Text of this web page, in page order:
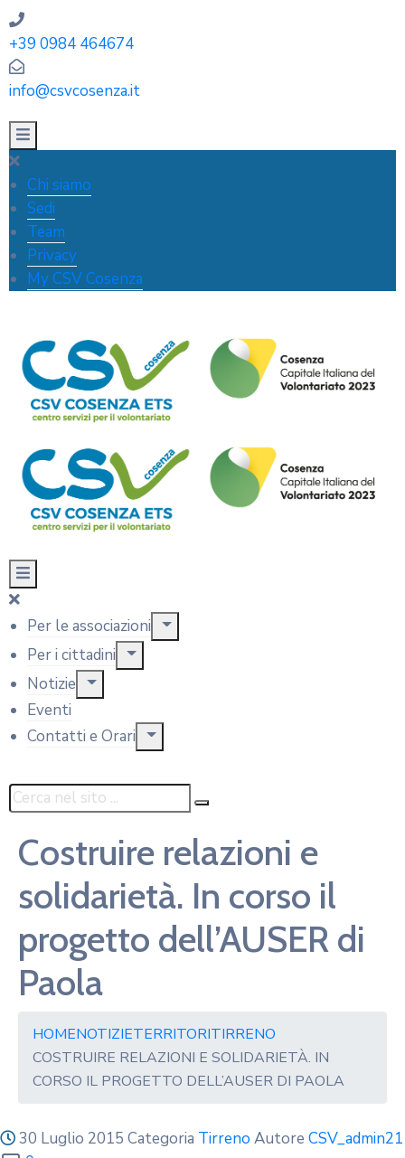
+39 0984 464674
info@csvcosenza.it
Chi siamo
Sedi
Team
Privacy
My CSV Cosenza
Per le associazioni
Per i cittadini
Notizie
Eventi
Contatti e Orari
Costruire relazioni e
solidarietà. In corso il
progetto dell’AUSER di
Paola
HOMENOTIZIETERRITORITIRRENO
COSTRUIRE RELAZIONI E SOLIDARIETÀ. IN
CORSO IL PROGETTO DELL’AUSER DI PAOLA
30 Luglio 2015 Categoria Tirreno Autore CSV_admin21